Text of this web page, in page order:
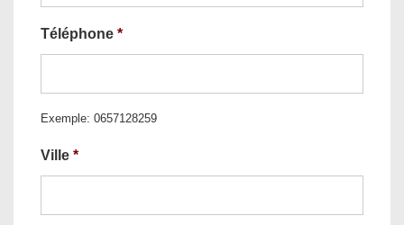
Téléphone *
Exemple: 0657128259
Ville *